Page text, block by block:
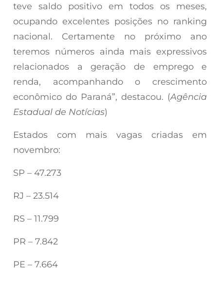
teve saldo positivo em todos os meses,
ocupando excelentes posições no ranking
nacional. Certamente no próximo ano
teremos números ainda mais expressivos
relacionados a geração de emprego e
renda, acompanhando o crescimento
econômico do Paraná”, destacou. (Agência
Estadual de Notícias)
Estados com mais vagas criadas em
novembro:
SP – 47.273
RJ – 23.514
RS – 11.799
PR – 7.842
PE – 7.664